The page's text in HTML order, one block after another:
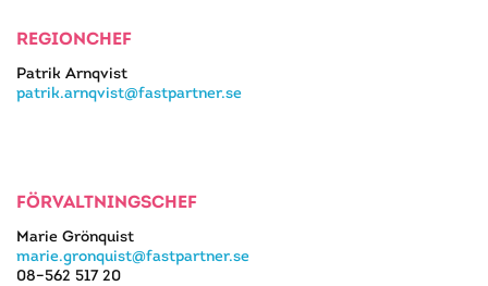
REGIONCHEF
Patrik Arnqvist
patrik.arnqvist@fastpartner.se
FÖRVALTNINGSCHEF
Marie Grönquist
marie.gronquist@fastpartner.se
08–562 517 20